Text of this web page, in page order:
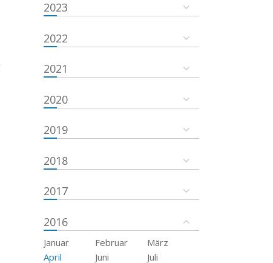
2023
2022
2021
2020
2019
2018
2017
2016
Januar Februar
März
April
Juni
Juli